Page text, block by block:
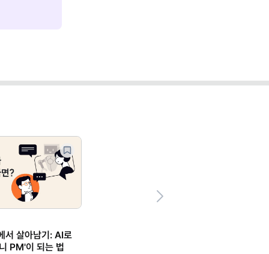
서 살아남기: AI로
PM'이 되는 법